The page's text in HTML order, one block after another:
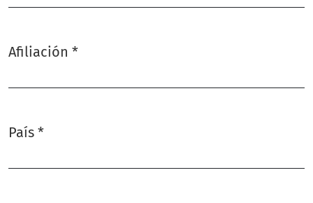
Afiliación *
País *